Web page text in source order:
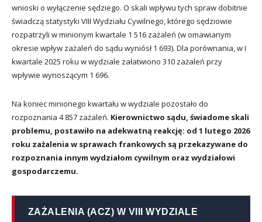
wnioski o wyłączenie sędziego. O skali wpływu tych spraw dobitnie
świadczą statystyki VIII Wydziału Cywilnego, którego sędziowie
rozpatrzyli w minionym kwartale 1 516 zażaleń (w omawianym
okresie wpływ zażaleń do sądu wyniósł 1 693). Dla porównania, w I
kwartale 2025 roku w wydziale załatwiono 310 zażaleń przy
wpływie wynoszącym 1 696.
Na koniec minionego kwartału w wydziale pozostało do
rozpoznania 4 857 zażaleń. Kierownictwo sądu, świadome skali
problemu, postawiło na adekwatną reakcję: od 1 lutego 2026
roku zażalenia w sprawach frankowych są przekazywane do
rozpoznania innym wydziałom cywilnym oraz wydziałowi
gospodarczemu.
ZAŻALENIA (ACZ) W VIII WYDZIALE